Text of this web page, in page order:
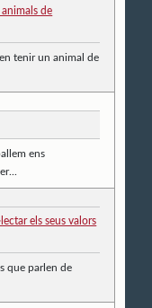
animals de
tenir un animal de
ens
els seus valors
que parlen de